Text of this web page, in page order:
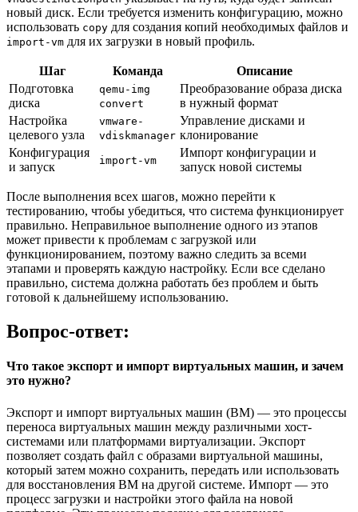
новый диск. Если требуется изменить конфигурацию, можно
использовать copy для создания копий необходимых файлов и
import-vm для их загрузки в новый профиль.
Шаг Команда
Описание
Подготовка
диска
qemu-img
convert
Преобразование образа диска
в нужный формат
Настройка
целевого узла
vmware-
vdiskmanager
Управление дисками и
клонирование
Конфигурация
и запуск
import-vm
Импорт конфигурации и
запуск новой системы
После выполнения всех шагов, можно перейти к
тестированию, чтобы убедиться, что система функционирует
правильно. Неправильное выполнение одного из этапов
может привести к проблемам с загрузкой или
функционированием, поэтому важно следить за всеми
этапами и проверять каждую настройку. Если все сделано
правильно, система должна работать без проблем и быть
готовой к дальнейшему использованию.
Вопрос-ответ:
Что такое экспорт и импорт виртуальных машин, и зачем
это нужно?
Экспорт и импорт виртуальных машин (ВМ) — это процессы
переноса виртуальных машин между различными хост-
системами или платформами виртуализации. Экспорт
позволяет создать файл с образами виртуальной машины,
который затем можно сохранить, передать или использовать
для восстановления ВМ на другой системе. Импорт — это
процесс загрузки и настройки этого файла на новой